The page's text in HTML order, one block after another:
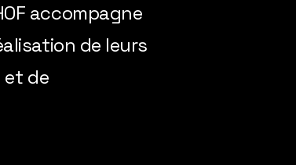
accompagne
de leurs
de